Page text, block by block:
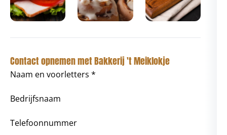
Contact opnemen met Bakkerij 't Meiklokje
Naam en voorletters *
Bedrijfsnaam
Telefoonnummer